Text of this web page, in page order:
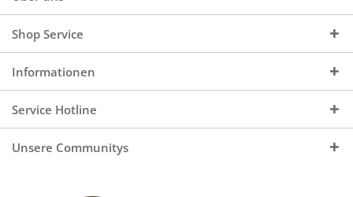
Shop Service
Informationen
Service Hotline
Unsere Communitys